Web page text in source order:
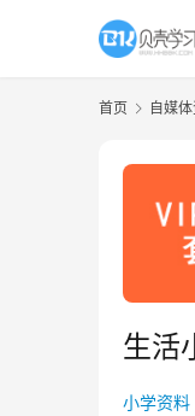
首页 自媒
生活
小学资料